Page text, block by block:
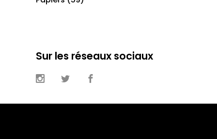
Sur les réseaux sociaux